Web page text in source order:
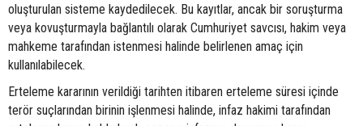
oluşturulan sisteme kaydedilecek. Bu kayıtlar, ancak bir soruşturma
veya kovuşturmayla bağlantılı olarak Cumhuriyet savcısı, hakim veya
mahkeme tarafından istenmesi halinde belirlenen amaç için
kullanılabilecek.
Erteleme kararının verildiği tarihten itibaren erteleme süresi içinde
terör suçlarından birinin işlenmesi halinde, infaz hakimi tarafından